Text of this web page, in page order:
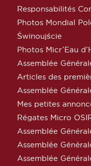
Responsabilités
Photos Mondial
Świnoujście
Photos Micr’Eau
Assemblée
Articles des
Assemblée
Mes petites
Régates Micro
Assemblée
Assemblée
Assemblée